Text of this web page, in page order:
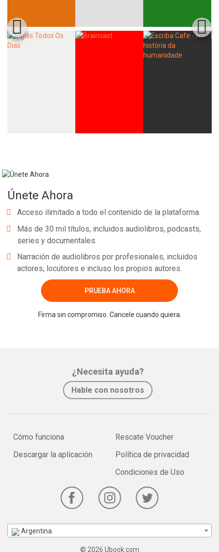
Únete Ahora
Acceso ilimitado a todo el contenido de la plataforma.
Más de 30 mil títulos, incluidos audiolibros, podcasts,
series y documentales.
Narración de audiolibros por profesionales, incluidos
actores, locutores e incluso los propios autores.
PRUEBA AHORA
Firma sin compromiso. Cancele cuando quiera.
¿Necesita ayuda?
Hable con nosotros
Cómo funciona
Descargar la aplicación
Rescate Voucher
Política de privacidad
Condiciones de Uso
Argentina
© 2026 Ubook.com